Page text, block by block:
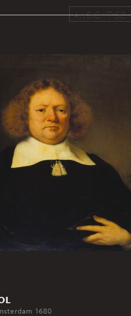
ANSICHT
1680